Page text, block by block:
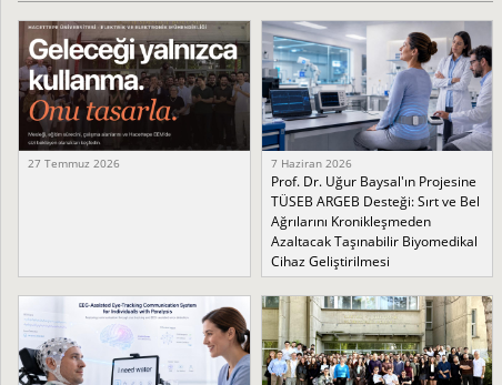
27 Temmuz 2026 7 Haziran 2026
Prof. Dr. Uğur Baysal'ın Projesine
TÜSEB ARGEB Desteği: Sırt ve Bel
Ağrılarını Kronikleşmeden
Azaltacak Taşınabilir Biyomedikal
Cihaz Geliştirilmesi